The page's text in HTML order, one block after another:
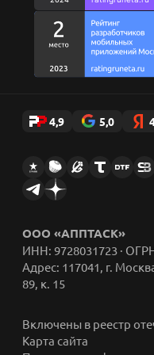
4,9 5,0
ООО «АППТАСК»
ИНН: 9728031723 ·
Адрес: 117041, г.
89, к. 15
Карта сайта
Включены в реестр